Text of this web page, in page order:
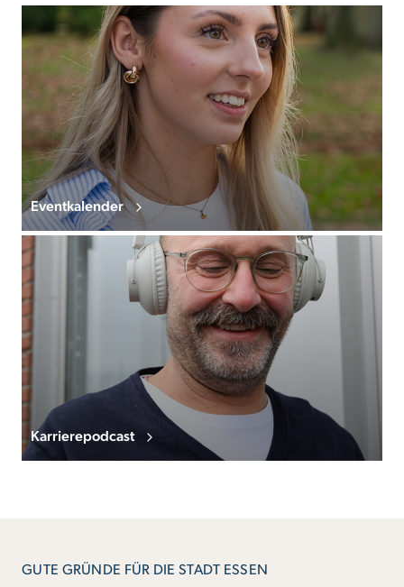
Eventkalender
Karrierepodcast
GUTE GRÜNDE FÜR DIE STADT ESSEN